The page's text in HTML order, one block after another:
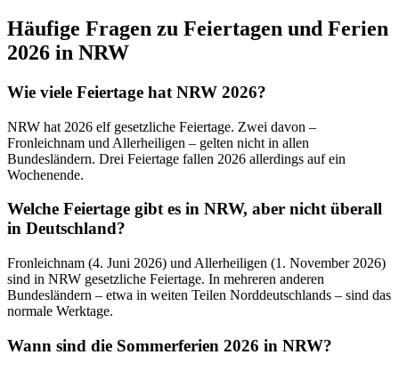
Häufige Fragen zu Feiertagen und Ferien
2026 in NRW
Wie viele Feiertage hat NRW 2026?
NRW hat 2026 elf gesetzliche Feiertage. Zwei davon –
Fronleichnam und Allerheiligen – gelten nicht in allen
Bundesländern. Drei Feiertage fallen 2026 allerdings auf ein
Wochenende.
Welche Feiertage gibt es in NRW, aber nicht überall
in Deutschland?
Fronleichnam (4. Juni 2026) und Allerheiligen (1. November 2026)
sind in NRW gesetzliche Feiertage. In mehreren anderen
Bundesländern – etwa in weiten Teilen Norddeutschlands – sind das
normale Werktage.
Wann sind die Sommerferien 2026 in NRW?